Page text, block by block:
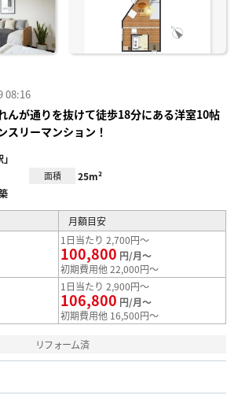
08:16
んが通りを抜けて徒歩18分にある洋室10帖
スリーマンション！
面積 25m²
月額目安
1日当たり 2,700円～
100,800 円/月～
初期費用他 22,000円～
1日当たり 2,900円～
106,800 円/月～
初期費用他 16,500円～
リフォーム済